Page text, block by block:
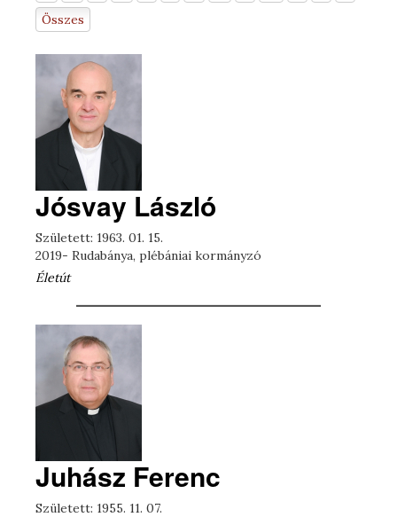
Összes
Jósvay László
Született: 1963. 01. 15.
2019- Rudabánya, plébániai kormányzó
Életút
Juhász Ferenc
Született: 1955. 11. 07.